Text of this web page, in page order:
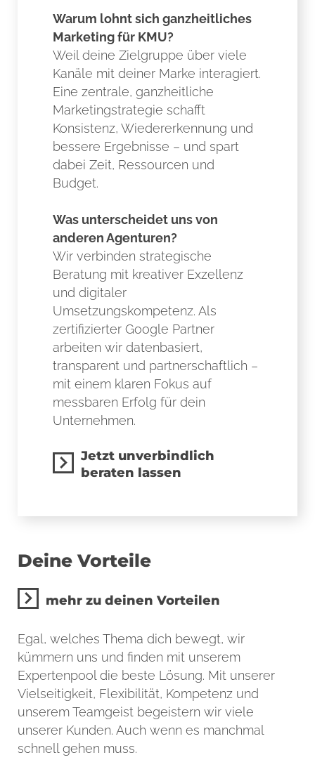
Warum lohnt sich ganzheitliches
Marketing für KMU?
Weil deine Zielgruppe über viele
Kanäle mit deiner Marke interagiert.
Eine zentrale, ganzheitliche
Marketingstrategie schafft
Konsistenz, Wiedererkennung und
bessere Ergebnisse – und spart
dabei Zeit, Ressourcen und
Budget.
Was unterscheidet uns von
anderen Agenturen?
Wir verbinden strategische
Beratung mit kreativer Exzellenz
und digitaler
Umsetzungskompetenz. Als
zertifizierter Google Partner
arbeiten wir datenbasiert,
transparent und partnerschaftlich –
mit einem klaren Fokus auf
messbaren Erfolg für dein
Unternehmen.
Jetzt unverbindlich
beraten lassen
Deine Vorteile
mehr zu deinen Vorteilen
Egal, welches Thema dich bewegt, wir
kümmern uns und finden mit unserem
Expertenpool die beste Lösung. Mit unserer
Vielseitigkeit, Flexibilität, Kompetenz und
unserem Teamgeist begeistern wir viele
unserer Kunden. Auch wenn es manchmal
schnell gehen muss.